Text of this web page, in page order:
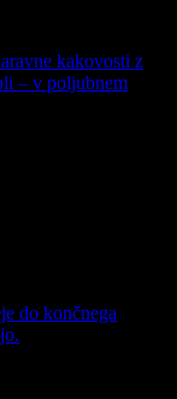
kakovosti z
– v poljubnem
do končnega